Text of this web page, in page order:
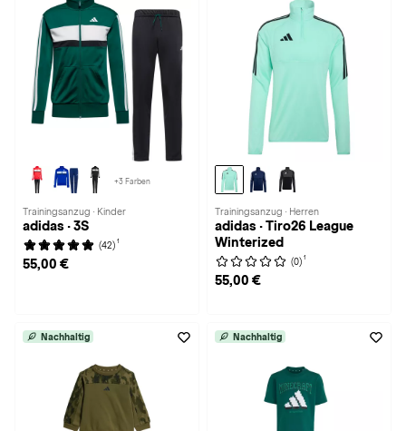
+3 Farben
Trainingsanzug · Kinder
adidas · 3S
(42) 1
55,00 €
Trainingsanzug · Herren
adidas · Tiro26 League
Winterized
(0) 1
55,00 €
Nachhaltig Nachhaltig